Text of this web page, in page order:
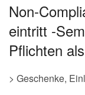
Non-
eintritt -
Pflichten
> Geschenke,